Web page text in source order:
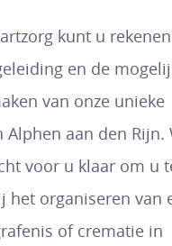
kunt u
en de
van onze unieke
aan den Rijn.
voor u klaar om u
het organiseren van
of crematie in